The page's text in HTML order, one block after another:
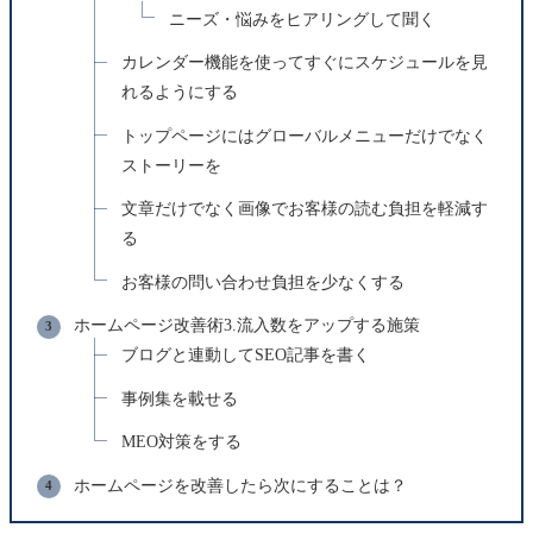
ニーズ・悩みをヒアリングして聞く
カレンダー機能を使ってすぐにスケジュールを見
れるようにする
トップページにはグローバルメニューだけでなく
ストーリーを
文章だけでなく画像でお客様の読む負担を軽減す
る
お客様の問い合わせ負担を少なくする
ホームページ改善術3.流入数をアップする施策
ブログと連動してSEO記事を書く
事例集を載せる
MEO対策をする
ホームページを改善したら次にすることは？